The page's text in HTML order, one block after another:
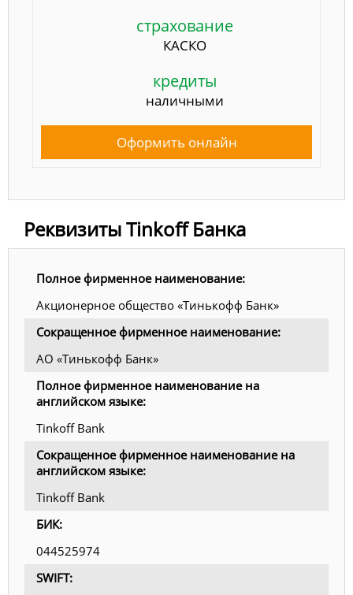
страхование
КАСКО
кредиты
наличными
Оформить онлайн
Реквизиты Tinkoff Банка
Полное фирменное наименование:
Акционерное общество «Тинькофф Банк»
Сокращенное фирменное наименование:
АО «Тинькофф Банк»
Полное фирменное наименование на
английском языке:
Tinkoff Bank
Сокращенное фирменное наименование на
английском языке:
Tinkoff Bank
БИК:
044525974
SWIFT: